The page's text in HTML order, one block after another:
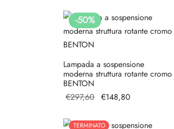
-50%
Lampada a sospensione
moderna struttura rotante cromo
BENTON
€297,60 Il prezzo
era:
€148,80
€148,80.
TERMINATO